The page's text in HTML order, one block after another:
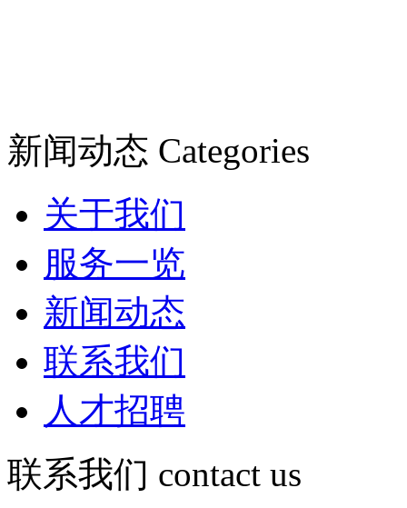
新闻动态 Categories
关于我们
服务一览
新闻动态
联系我们
人才招聘
联系我们 contact us